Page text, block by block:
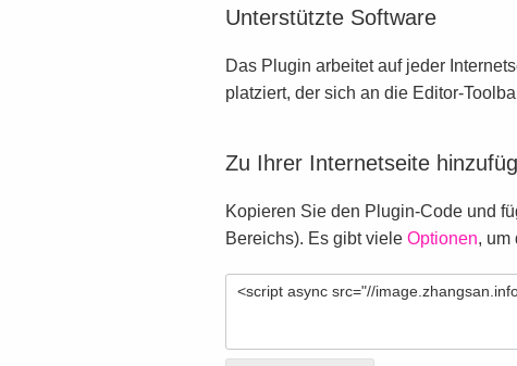
Unterstützte Software
Das Plugin arbeitet auf jeder
platziert, der sich an die Editor-
Zu Ihrer Internetseite
Kopieren Sie den Plugin-Code und
Bereichs). Es gibt viele Optionen, um